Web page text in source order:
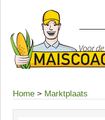
Home > Marktplaats